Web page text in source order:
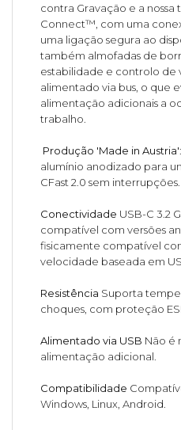
contra Gravação e a
Connect™, com uma
uma ligação segura ao
também almofadas de
estabilidade e controlo de
alimentado via bus, o que
alimentação adicionais a
trabalho.
Produção 'Made in Austria'
alumínio anodizado para
CFast 2.0 sem interrupções.
Conectividade USB-C 3.2
compatível com versões
fisicamente compatível
velocidade baseada em
Resistência Suporta
choques, com proteção
Alimentado via USB Não é
alimentação adicional.
Compatibilidade
Windows, Linux, Android.